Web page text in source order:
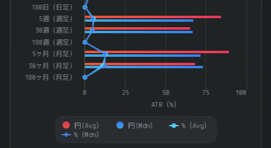
ATR（%）
円(Avg） 円(Mdn）
%（Avg）
%（Mdn）
180日（日足）
5週（週足）
30週（週足）
180週（週足）
5ヶ月（月足）
30ヶ月（月足）
180ヶ月（月足）
0 100
25 50 75